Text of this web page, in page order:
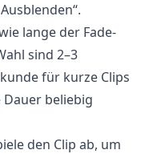
lange der Fade-
sind 2–3
für kurze Clips
beliebig
den Clip ab, um